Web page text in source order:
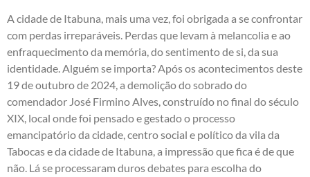
A cidade de Itabuna, mais uma vez, foi obrigada a se confrontar
com perdas irreparáveis. Perdas que levam à melancolia e ao
enfraquecimento da memória, do sentimento de si, da sua
identidade. Alguém se importa? Após os acontecimentos deste
19 de outubro de 2024, a demolição do sobrado do
comendador José Firmino Alves, construído no final do século
XIX, local onde foi pensado e gestado o processo
emancipatório da cidade, centro social e político da vila da
Tabocas e da cidade de Itabuna, a impressão que fica é de que
não. Lá se processaram duros debates para escolha do